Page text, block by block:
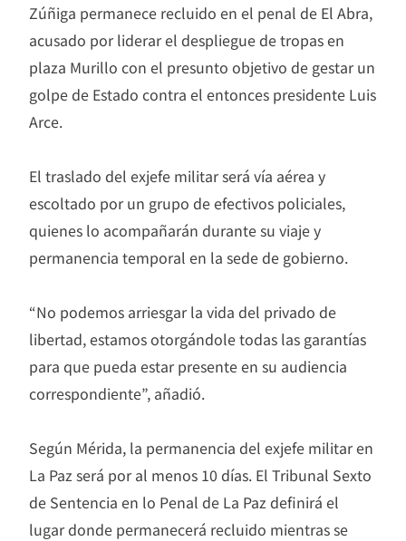
Zúñiga permanece recluido en el penal de El Abra,
acusado por liderar el despliegue de tropas en
plaza Murillo con el presunto objetivo de gestar un
golpe de Estado contra el entonces presidente Luis
Arce.
El traslado del exjefe militar será vía aérea y
escoltado por un grupo de efectivos policiales,
quienes lo acompañarán durante su viaje y
permanencia temporal en la sede de gobierno.
“No podemos arriesgar la vida del privado de
libertad, estamos otorgándole todas las garantías
para que pueda estar presente en su audiencia
correspondiente”, añadió.
Según Mérida, la permanencia del exjefe militar en
La Paz será por al menos 10 días. El Tribunal Sexto
de Sentencia en lo Penal de La Paz definirá el
lugar donde permanecerá recluido mientras se